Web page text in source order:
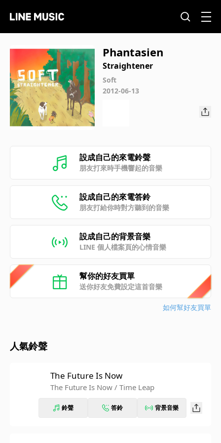
Phantasien
Straightener
Soft
2012-06-13
設成自己的來電鈴聲
朋友打來時手機響起的音樂
設成自己的來電答鈴
朋友打給你時對方聽到的音樂
設成自己的背景音樂
LINE 個人檔案頁的心情音樂
幫你的好友買單
送你好友免費設定這首音樂
如何幫好友買單
人氣鈴聲
The Future Is Now
The Future Is Now / Time Leap
鈴聲 答鈴 背景音樂